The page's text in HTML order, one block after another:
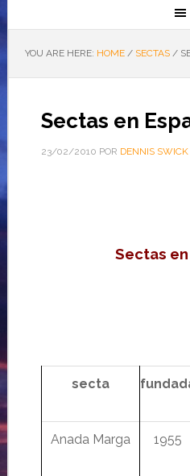
YOU ARE HERE: HOME / SECTAS /
Sectas en
23/02/2010 POR DENNIS SWICK
Sectas
secta
Anada Marga 1955